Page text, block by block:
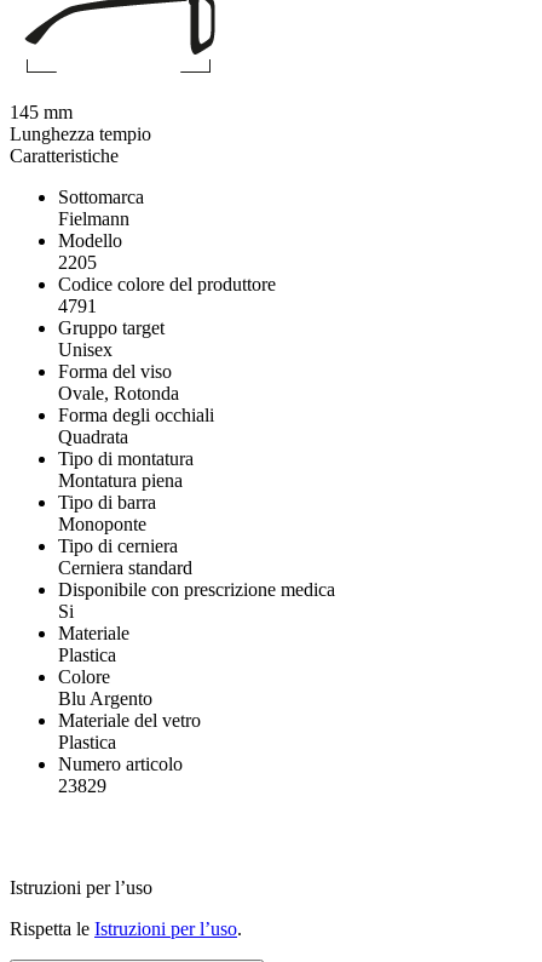
Caratteristiche
Sottomarca
Fielmann
Modello
2205
Codice colore del produttore
4791
Gruppo target
Unisex
Forma del viso
Ovale, Rotonda
Forma degli occhiali
Quadrata
Tipo di montatura
Montatura piena
Tipo di barra
Monoponte
Tipo di cerniera
Cerniera standard
Disponibile con prescrizione medica
Si
Materiale
Plastica
Colore
Blu Argento
Materiale del vetro
Plastica
Numero articolo
23829
Istruzioni per l’uso
Rispetta le Istruzioni per l’uso.
145 mm
Lunghezza tempio